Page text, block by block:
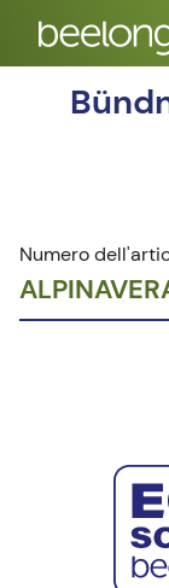
Numero